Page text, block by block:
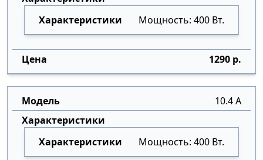
Мощность: 400 Вт.
1290 р.
10.4 А
Мощность: 400 Вт.